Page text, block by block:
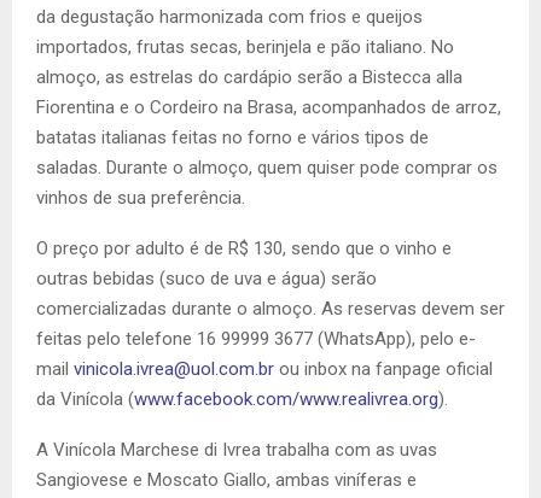
da degustação harmonizada com frios e queijos
importados, frutas secas, berinjela e pão italiano. No
almoço, as estrelas do cardápio serão a Bistecca alla
Fiorentina e o Cordeiro na Brasa, acompanhados de arroz,
batatas italianas feitas no forno e vários tipos de
saladas. Durante o almoço, quem quiser pode comprar os
vinhos de sua preferência.
O preço por adulto é de R$ 130, sendo que o vinho e
outras bebidas (suco de uva e água) serão
comercializadas durante o almoço. As reservas devem ser
feitas pelo telefone 16 99999 3677 (WhatsApp), pelo e-
mail vinicola.ivrea@uol.com.br ou inbox na fanpage oficial
da Vinícola (www.facebook.com/www.realivrea.org).
A Vinícola Marchese di Ivrea trabalha com as uvas
Sangiovese e Moscato Giallo, ambas viníferas e